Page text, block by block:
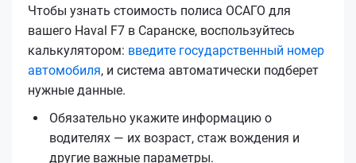
Чтобы узнать стоимость полиса ОСАГО для
вашего Haval F7 в Саранске, воспользуйтесь
калькулятором: введите государственный номер
автомобиля, и система автоматически подберет
нужные данные.
Обязательно укажите информацию о
водителях — их возраст, стаж вождения и
другие важные параметры.